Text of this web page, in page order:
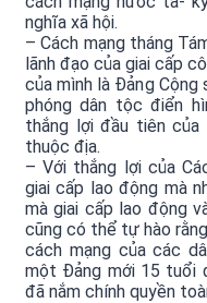
nghĩa xã hội.
– Cách mạng tháng
lãnh đạo của giai cấp
của mình là Đảng
phóng dân tộc điển
thắng lợi đầu tiên
thuộc địa.
– Với thắng lợi của
giai cấp lao động mà
mà giai cấp lao động
cũng có thể tự hào
cách mạng của các
một Đảng mới 15 tuổi
đã nắm chính quyền